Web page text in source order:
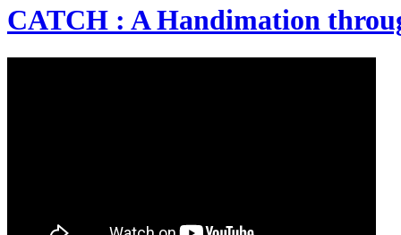
CATCH : A Handimation